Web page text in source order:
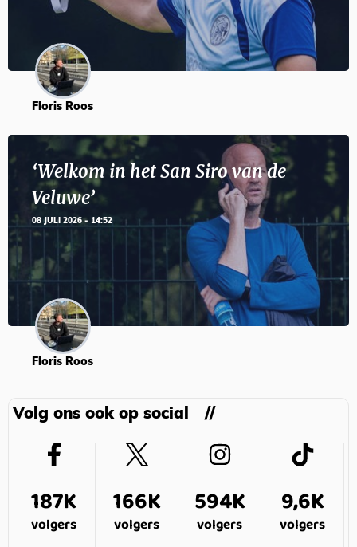
Floris Roos
‘Welkom in het San Siro van de
Veluwe’
08 JULI 2026 - 14:52
Floris Roos
Volg ons ook op social
187K
volgers
166K
volgers
594K
volgers
9,6K
volgers